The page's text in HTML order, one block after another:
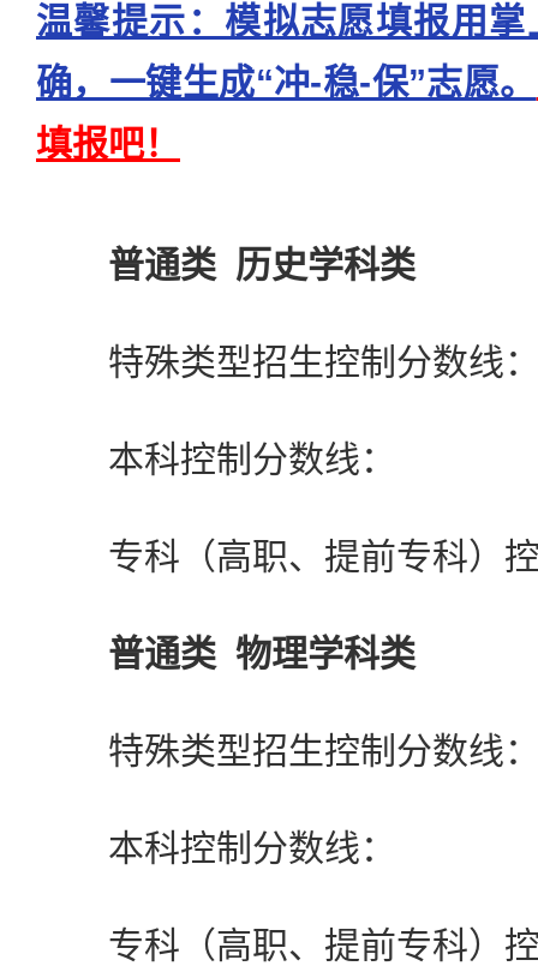
温馨提示：模拟志愿填报用
确，一键生成“冲-稳-保”志愿。
填报吧！
普通类 历史学科类
特殊类型招生控制
本科控制分数
专科（高职、提前专科）
普通类 物理学科类
特殊类型招生控制
本科控制分数
专科（高职、提前专科）